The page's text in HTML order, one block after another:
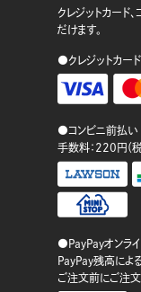
クレジットカード
だけます。
●クレジットカード
●コンビニ前払い
手数料：220円（
●PayPayオンラ
PayPay残高によ
ご注文前にご注文